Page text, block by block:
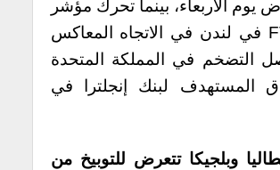
يوم الأربعاء، بينما تحرك مؤشر
FTSE 100 في لندن في الاتجاه المعاكس
التضخم في المملكة المتحدة
المستهدف لبنك إنجلترا في
وبلجيكا تتعرض للتوبيخ من